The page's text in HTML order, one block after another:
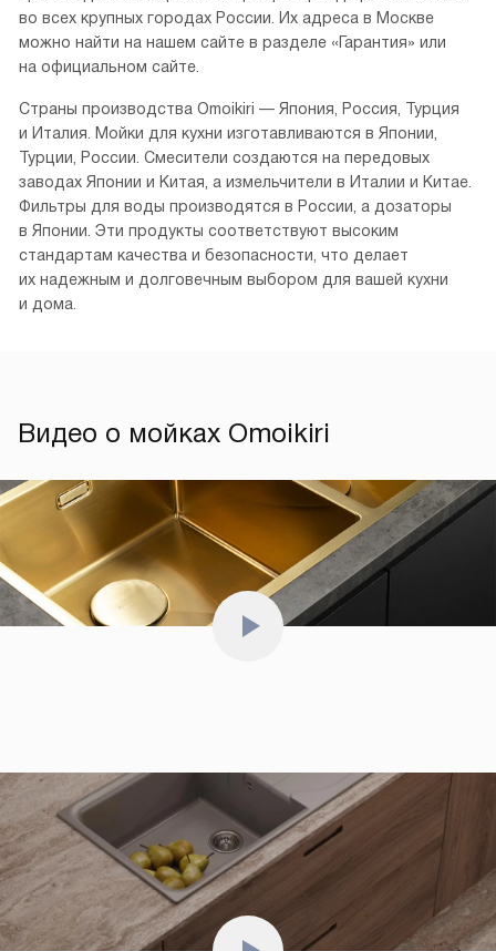
во всех крупных городах России. Их адреса в Москве
можно найти на нашем сайте в разделе «Гарантия» или
на официальном сайте.
Страны производства Omoikiri — Япония, Россия, Турция
и Италия. Мойки для кухни изготавливаются в Японии,
Турции, России. Смесители создаются на передовых
заводах Японии и Китая, а измельчители в Италии и Китае.
Фильтры для воды производятся в России, а дозаторы
в Японии. Эти продукты соответствуют высоким
стандартам качества и безопасности, что делает
их надежным и долговечным выбором для вашей кухни
и дома.
Видео о мойках Omoikiri